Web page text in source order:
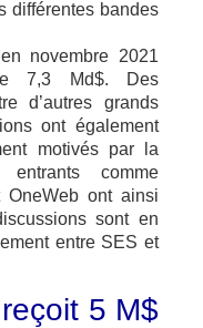
différentes bandes
novembre 2021
7,3 Md$. Des
d’autres grands
ont également
motivés par la
entrants comme
ont ainsi
sont en
entre SES et
5 M$